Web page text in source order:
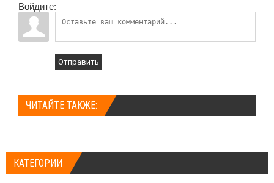
Войдите:
Отправить
ЧИТАЙТЕ ТАКЖЕ:
КАТЕГОРИИ